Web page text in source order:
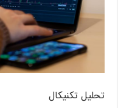
تحلیل تکنیکال